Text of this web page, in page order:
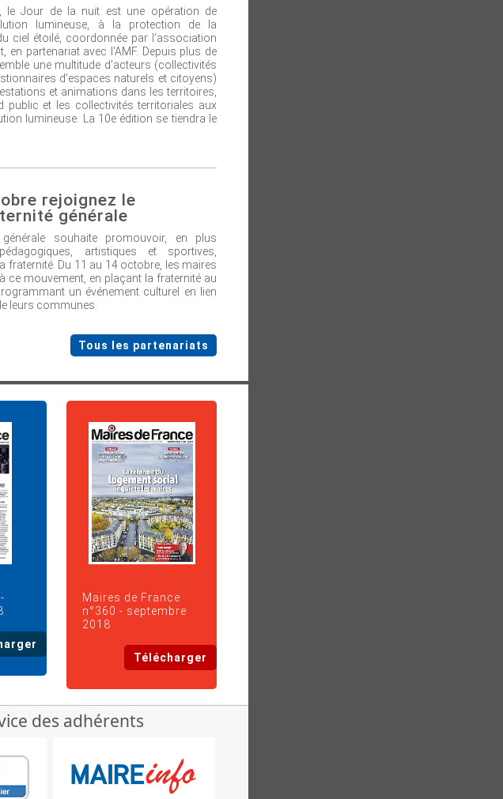
le Jour de la nuit est une opération de
lumineuse, à la protection de la
ciel étoilé, coordonnée par l'association
en partenariat avec l'AMF. Depuis plus de
une multitude d'acteurs (collectivités
d'espaces naturels et citoyens)
et animations dans les territoires,
public et les collectivités territoriales aux
lumineuse. La 10e édition se tiendra le
rejoignez le
générale
générale souhaite promouvoir, en plus
artistiques et sportives,
fraternité. Du 11 au 14 octobre, les maires
ce mouvement, en plaçant la fraternité au
un événement culturel en lien
leurs communes.
Tous les partenariats
Maires de France
n°360 - septembre
2018
Télécharger
des adhérents